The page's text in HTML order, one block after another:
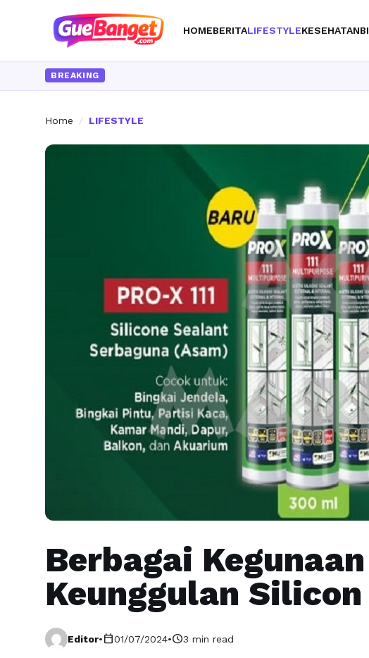
HOMEBERITALIFESTYLEKESEHATAN
BREAKING
Home / LIFESTYLE
Berbagai
Keunggulan
Editor•calendar_today01/07/2024•schedule3 min read